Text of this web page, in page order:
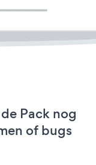
Pack nog
of bugs